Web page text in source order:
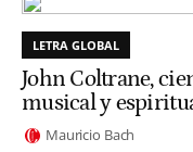
LETRA GLOBAL
John Coltrane,
musical y
Mauricio Bach